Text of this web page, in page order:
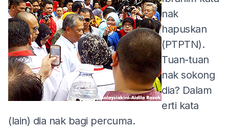
nak
hapuskan
(PTPTN).
Tuan-tuan
nak sokong
dia? Dalam
erti kata
(lain) dia nak bagi percuma.